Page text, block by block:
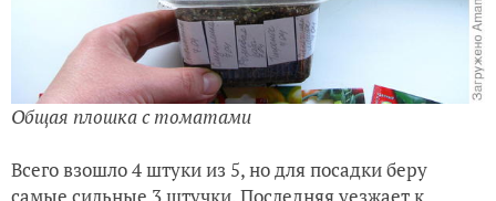
Общая плошка с томатами
Всего взошло 4 штуки из 5, но для посадки беру